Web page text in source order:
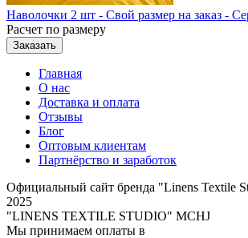
Наволочки 2 шт - Свой размер на заказ -
Расчет по размеру
Заказать
Главная
О нас
Доставка и оплата
Отзывы
Блог
Оптовым клиентам
Партнёрство и заработок
Официальный сайт бренда "Linens Textile
2025
"LINENS TEXTILE STUDIO" MCHJ
Мы принимаем оплаты в